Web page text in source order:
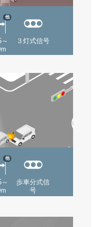
他
３灯式信号
他
歩車分式信
号